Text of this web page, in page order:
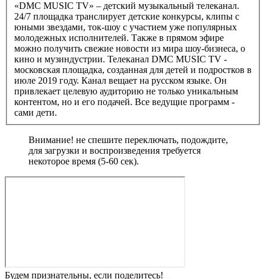
«DMC MUSIC TV» – детский музыкальный телеканал.
24/7 площадка транслирует детские конкурсы, клипы с
юными звездами, ток-шоу с участием уже популярных
молодежных исполнителей. Также в прямом эфире
можно получить свежие новости из мира шоу-бизнеса, о
кино и музиндустрии. Телеканал DMC MUSIC TV -
московская площадка, созданная для детей и подростков в
июле 2019 году. Канал вещает на русском языке. Он
привлекает целевую аудиторию не только уникальным
контентом, но и его подачей. Все ведущие программ -
сами дети.
Внимание! не спешите переключать, подождите,
для загрузки и воспроизведения требуется
некоторое время (5-60 сек).
Будем признательны, если поделитесь!